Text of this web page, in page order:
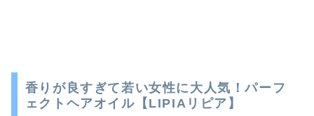
香りが良すぎて若い女性に大人気！パーフ
ェクトヘアオイル【LIPIAリピア】